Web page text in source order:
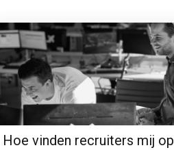
Hoe vinden recruiters mij op